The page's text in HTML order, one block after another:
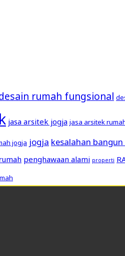
rumah fungsional
jasa arsitek jogja jasa arsitek
jogja jogja kesalahan
penghawaan alami properti